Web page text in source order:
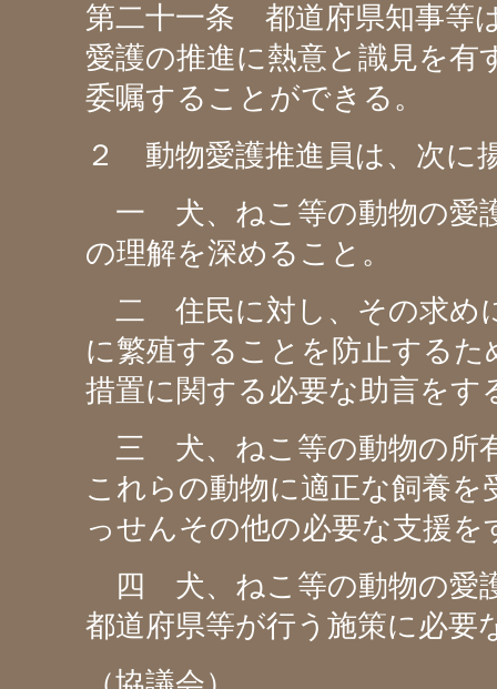
第二十一条 都道府県知事等
愛護の推進に熱意と識見を有
委嘱することができる。
２ 動物愛護推進員は、次に
一 犬、ねこ等の動物の愛
の理解を深めること。
二 住民に対し、その求め
に繁殖することを防止する
措置に関する必要な助言をす
三 犬、ねこ等の動物の所
これらの動物に適正な飼養
っせんその他の必要な支援を
四 犬、ねこ等の動物の愛
都道府県等が行う施策に必要